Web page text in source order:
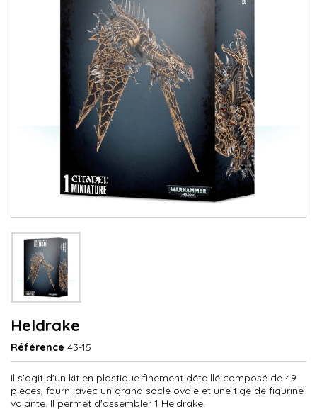
Heldrake
Référence 43-15
Il s'agit d'un kit en plastique finement détaillé composé de 49
pièces, fourni avec un grand socle ovale et une tige de figurine
volante. Il permet d'assembler 1 Heldrake.